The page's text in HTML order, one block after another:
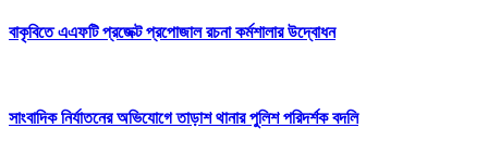
বাকৃবিতে এএফটি প্রজেক্ট প্রপোজাল রচনা কর্মশালার উদ্বোধন
সাংবাদিক নির্যাতনের অভিযোগে তাড়াশ থানার পুলিশ পরিদর্শক বদলি